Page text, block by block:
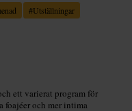
#Utställningar
ett varierat program för
foajéer och mer intima